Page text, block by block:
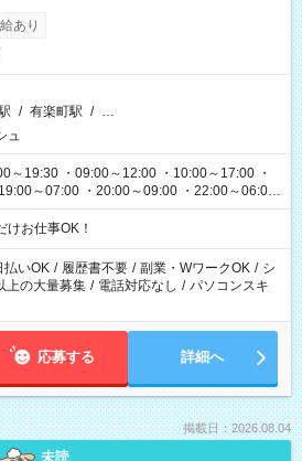
あり
/ 有楽町駅 / …
ュ
～19:30 ・09:00～12:00 ・10:00～17:00 ・
～07:00 ・20:00～09:00 ・22:00～06:00
けお仕事OK！
払いOK / 履歴書不要 / 副業・WワークOK / シ
上の大量募集 / 電話対応なし / パソコンスキ
応募する 詳細へ
掲載日：2026.08.04
未読